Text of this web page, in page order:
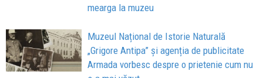
mearga la muzeu
Muzeul Național de Istorie Naturală
„Grigore Antipa” și agenția de publicitate
Armada vorbesc despre o prietenie cum nu